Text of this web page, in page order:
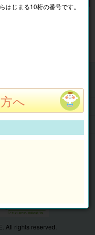
All rights reserved.
はじまる10桁の番号です。
へ